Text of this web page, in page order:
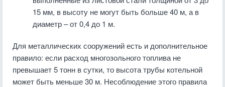
15 мм, в высоту не могут быть больше 40 м, а в
диаметр – от 0,4 до 1 м.
Для металлических сооружений есть и дополнительное
правило: если расход многозольного топлива не
превышает 5 тонн в сутки, то высота трубы котельной
может быть меньше 30 м. Несоблюдение этого правила